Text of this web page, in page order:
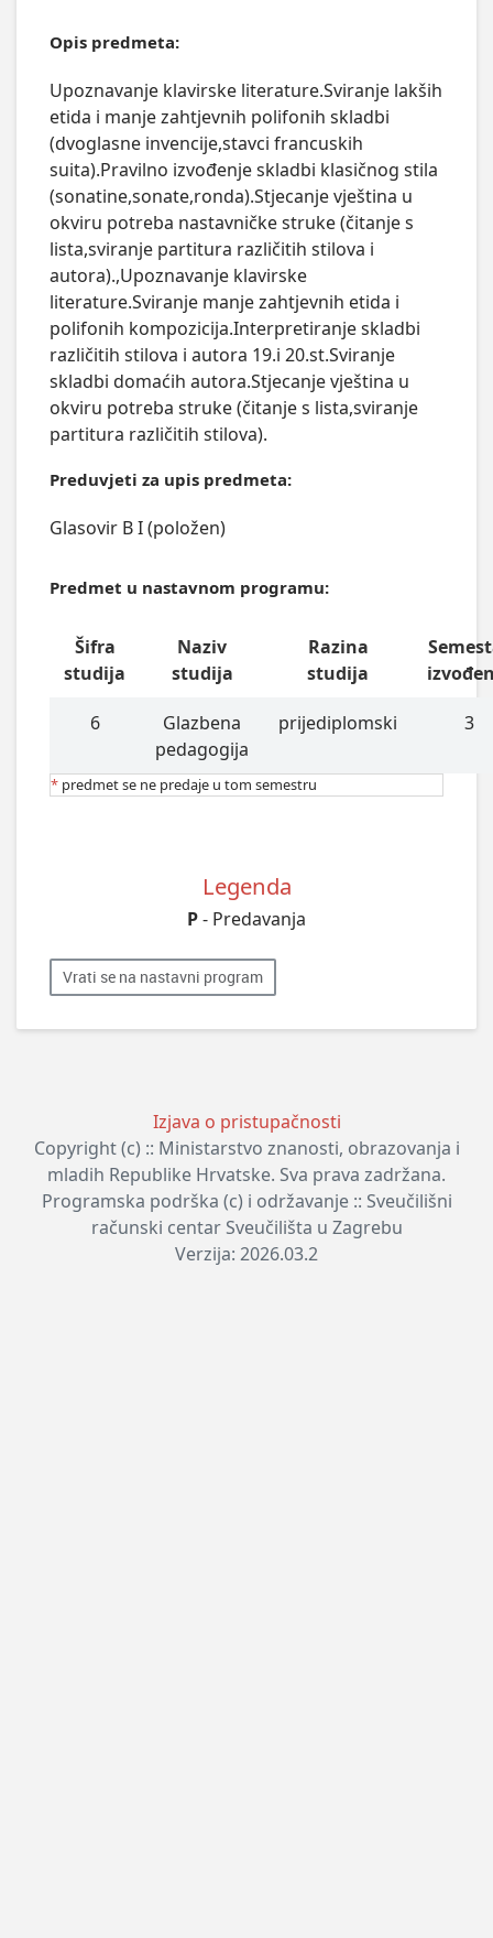
Opis predmeta:
Upoznavanje klavirske literature.Sviranje lakših
etida i manje zahtjevnih polifonih skladbi
(dvoglasne invencije,stavci francuskih
suita).Pravilno izvođenje skladbi klasičnog stila
(sonatine,sonate,ronda).Stjecanje vještina u
okviru potreba nastavničke struke (čitanje s
lista,sviranje partitura različitih stilova i
autora).,Upoznavanje klavirske
literature.Sviranje manje zahtjevnih etida i
polifonih kompozicija.Interpretiranje skladbi
različitih stilova i autora 19.i 20.st.Sviranje
skladbi domaćih autora.Stjecanje vještina u
okviru potreba struke (čitanje s lista,sviranje
partitura različitih stilova).
Preduvjeti za upis predmeta:
Glasovir B I (položen)
Predmet u nastavnom programu:
Šifra
studija
Naziv
studija
Razina
studija
6
Glazbena
pedagogija
prijediplomski 3
* predmet se ne predaje u tom semestru
Legenda
P- Predavanja
Vrati se na nastavni program
Izjava o pristupačnosti
Copyright (c) :: Ministarstvo znanosti, obrazovanja i
mladih Republike Hrvatske. Sva prava zadržana.
Programska podrška (c) i održavanje :: Sveučilišni
računski centar Sveučilišta u Zagrebu
Verzija: 2026.03.2